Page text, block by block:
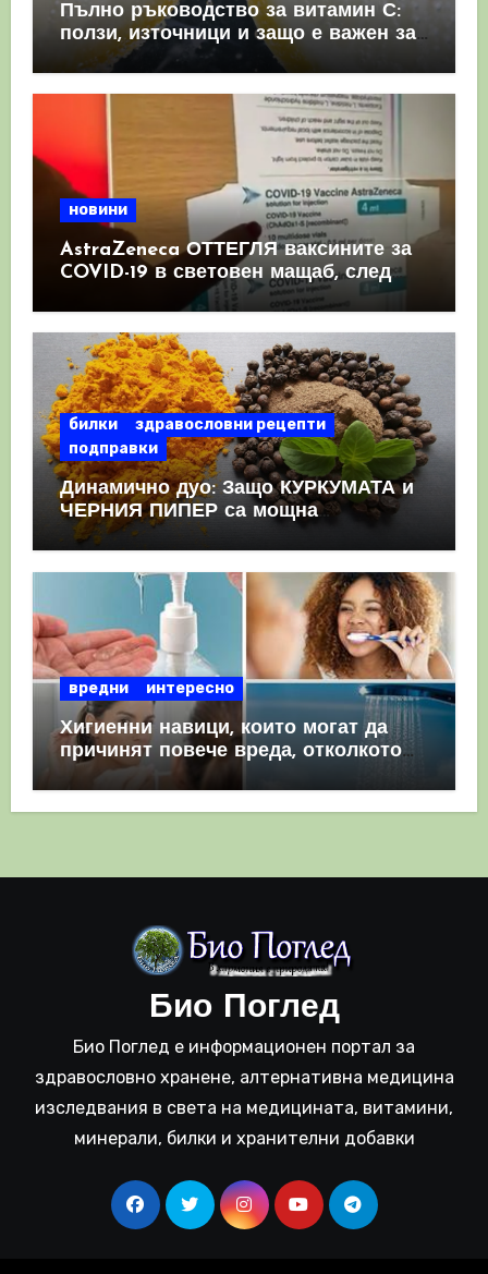
Пълно ръководство за витамин С:
ползи, източници и защо е важен за
имунната система
новини
AstraZeneca ОТТЕГЛЯ ваксините за
COVID-19 в световен мащаб, след
като призна, че те причиняват
билки
здравословни рецепти
подправки
Динамично дуо: Защо КУРКУМАТА и
ЧЕРНИЯ ПИПЕР са мощна
комбинация
вредни интересно
Хигиенни навици, които могат да
причинят повече вреда, отколкото
полза
Био Поглед
Био Поглед е информационен портал за
здравословно хранене, алтернативна медицина
изследвания в света на медицината, витамини,
минерали, билки и хранителни добавки